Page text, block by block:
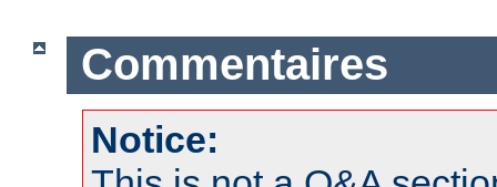
Commentaires
Notice: